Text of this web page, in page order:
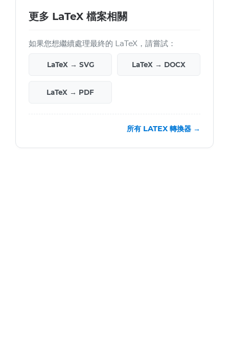
更多 LaTeX 檔案相關
如果您想繼續處理最終的 LaTeX，請嘗試：
LaTeX → SVG LaTeX → DOCX
LaTeX → PDF
所有 LATEX 轉換器 →